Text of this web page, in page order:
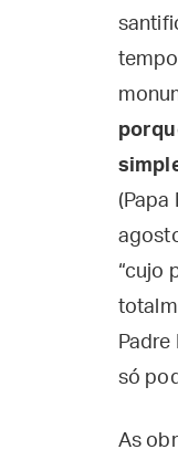
(Papa
“cujo
só
As